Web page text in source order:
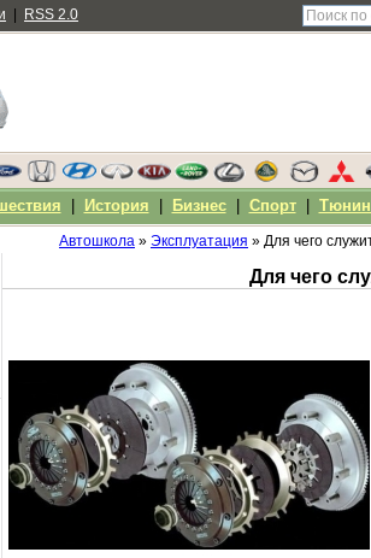
Автошкола » Эксплуатация » Для чего
Для чего
RSS 2.0
История Бизнес| Спорт|